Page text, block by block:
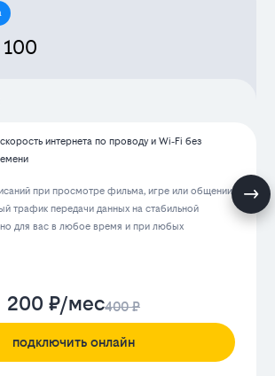
интернета по проводу и Wi‑Fi без
при просмотре фильма, игре или общении
трафик передачи данных на стабильной
для вас в любое время и при любых
200 ₽/мес400 ₽
подключить онлайн